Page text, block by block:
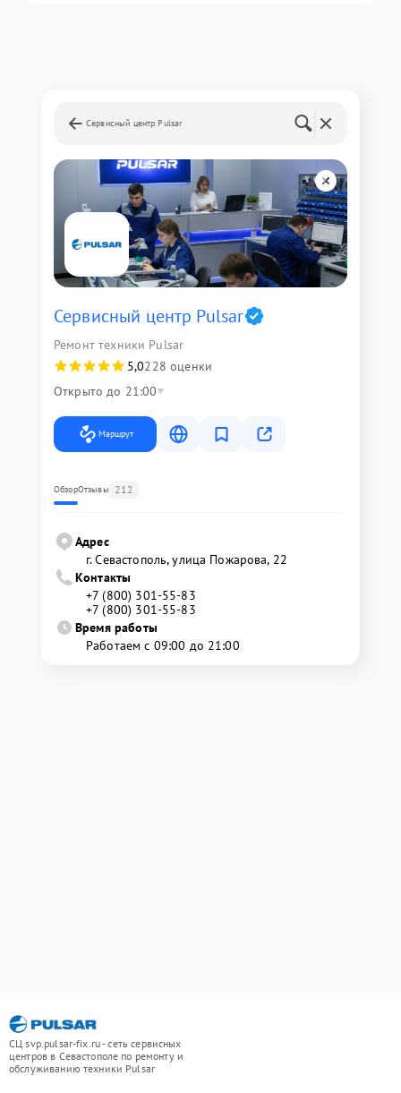
Сервисный центр Pulsar
Сервисный центр Pulsar
Ремонт техники Pulsar
5,0228 оценки
Открыто до 21:00
Маршрут
ОбзорОтзывы 212
Адрес
г. Севастополь, улица Пожарова, 22
Контакты
+7 (800) 301-55-83
+7 (800) 301-55-83
Время работы
Работаем с 09:00 до 21:00
СЦ svp.pulsar-fix.ru - сеть сервисных
центров в Севастополе по ремонту и
обслуживанию техники Pulsar